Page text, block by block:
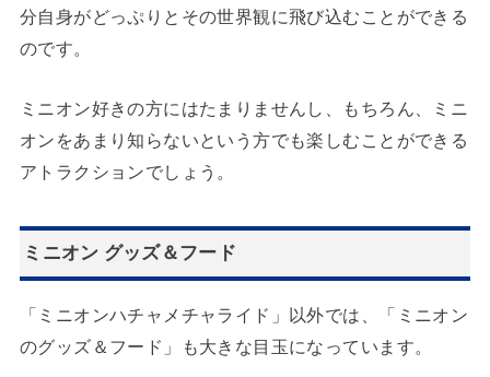
分自身がどっぷりとその世界観に飛び込むことができる
のです。
ミニオン好きの方にはたまりませんし、もちろん、ミニ
オンをあまり知らないという方でも楽しむことができる
アトラクションでしょう。
ミニオン グッズ＆フード
「ミニオンハチャメチャライド」以外では、「ミニオン
のグッズ＆フード」も大きな目玉になっています。